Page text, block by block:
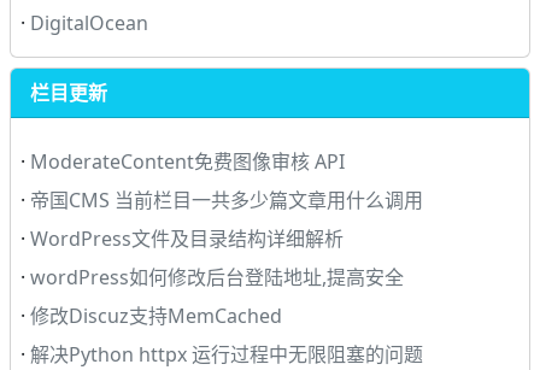
· DigitalOcean
栏目更新
· ModerateContent免费图像审核 API
· 帝国CMS 当前栏目一共多少篇文章用什么调用
· WordPress文件及目录结构详细解析
· wordPress如何修改后台登陆地址,提高安全
· 修改Discuz支持MemCached
· 解决Python httpx 运行过程中无限阻塞的问题